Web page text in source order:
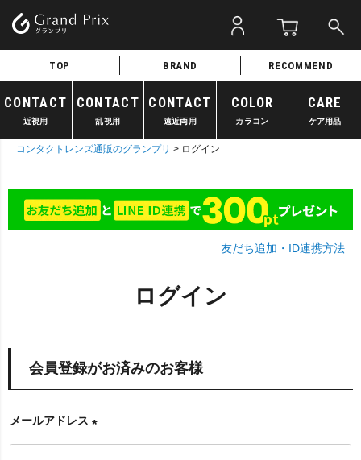
TOP BRAND RECOMMEND
CONTACT
近視用
CONTACT
乱視用
CONTACT
遠近両用
COLOR
カラコン
CARE
ケア用品
コンタクトレンズ通販のグランプリ ログイン
友だち追加・ID連携方法
ログイン
会員登録がお済みのお客様
メールアドレス
(